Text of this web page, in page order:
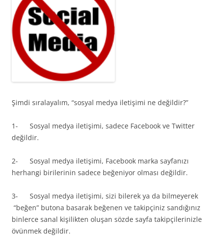
Şimdi sıralayalım, “sosyal medya iletişimi ne değildir?”
1- Sosyal medya iletişimi, sadece Facebook ve Twitter
değildir.
2- Sosyal medya iletişimi, Facebook marka sayfanızı
herhangi birilerinin sadece beğeniyor olması değildir.
3- Sosyal medya iletişimi, sizi bilerek ya da bilmeyerek
“beğen” butona basarak beğenen ve takipçiniz sandığınız
binlerce sanal kişilikten oluşan sözde sayfa takipçilerinizle
övünmek değildir.